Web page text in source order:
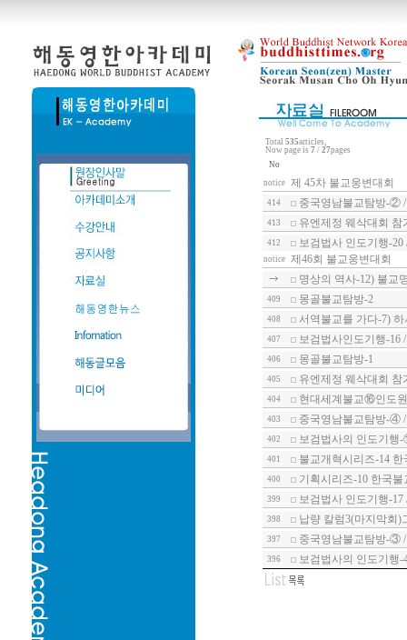
Total 535articles,
Now page is 7 / 27pages
No
notice
제 45차 불교웅변대회
414 중국영남불교탐방-②
413 유엔제정 웨삭대회 참
412 보검법사 인도기행-
notice
제46회 불교웅변대회
명상의 역사-12) 불교
409 몽골불교탐방-2
408 서역불교를 가다-7)
407 보검법사인도기행-16
406 몽골불교탐방-1
405 유엔제정 웨삭대회 참
404 현대세계불교⑯인도
403 중국영남불교탐방-④
402 보검법사의 인도기행
401 불교개혁시리즈-14
400 기획시리즈-10 한국
399 보검법사 인도기행-
398 납량 칼럼3(마지막회)
397 중국영남불교탐방-③
396 보검법사의 인도기행-